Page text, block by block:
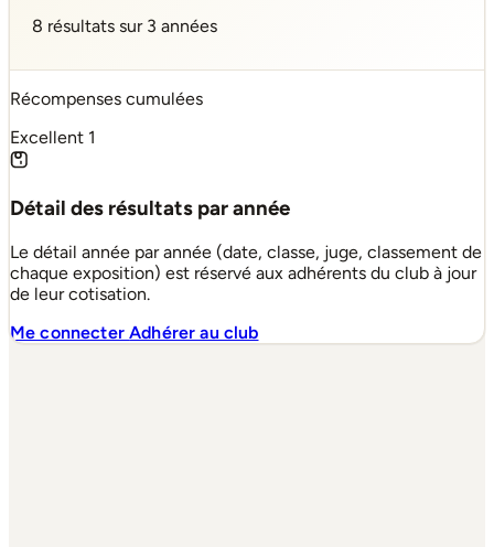
8 résultats sur 3 années
Récompenses cumulées
Excellent 1
Détail des résultats par année
Le détail année par année (date, classe, juge, classement de
chaque exposition) est réservé aux adhérents du club à jour
de leur cotisation.
Me connecterAdhérer au club